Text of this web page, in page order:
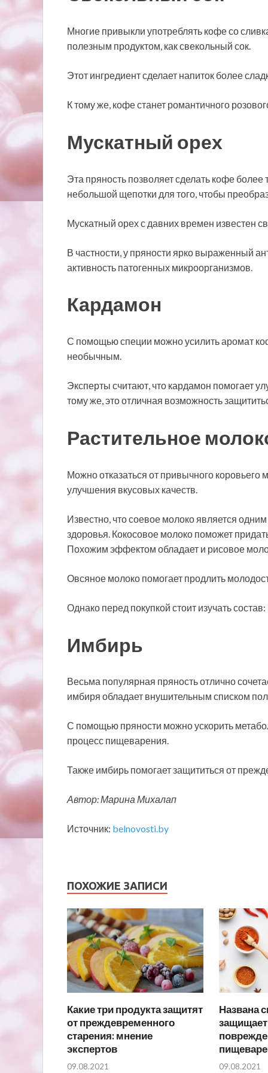
Многие привыкли употреблять кофе со
полезным продуктом, как свекольный сок.
Этот ингредиент сделает напиток более
К тому же, кофе станет романтичного
Мускатный орех
Эта пряность позволяет сделать кофе
небольшой щепотки для того, чтобы
Мускатный орех с давних времен известен
В частности, у пряности ярко выраженный
активность патогенных микроорганизмов.
Кардамон
С помощью специи можно усилить аромат
необычным.
Эксперты считают, что кардамон помогает
тому же, это отличная возможность
Растительное
Можно отказаться от привычного коровьего
улучшения вкусовых качеств.
Известно, что соевое молоко является
здоровья. Кокосовое молоко поможет
Похожим эффектом обладает и рисовое
Овсяное молоко помогает продлить
Однако перед покупкой стоит изучать
Имбирь
Весьма популярная пряность отлично
имбиря обладает внушительным списком
С помощью пряности можно ускорить
процесс пищеварения.
Также имбирь помогает защититься от
Автор: Марина Михалап
Источник: belnovosti.by
ПОХОЖИЕ ЗАПИСИ
Какие три продукта защитят
от преждевременного
старения: мнение
экспертов
09.08.2021
Названа
защищает
09.08.2021